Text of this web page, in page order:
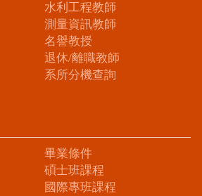
水利工程教師
測量資訊教師
名譽教授
退休/離職教師
系所分機查詢
畢業條件
碩士班課程
國際專班課程